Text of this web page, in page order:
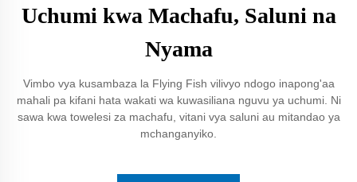
Uchumi kwa Machafu, Saluni na
Nyama
Vimbo vya kusambaza la Flying Fish vilivyo ndogo inapong'aa
mahali pa kifani hata wakati wa kuwasiliana nguvu ya uchumi. Ni
sawa kwa towelesi za machafu, vitani vya saluni au mitandao ya
mchanganyiko.